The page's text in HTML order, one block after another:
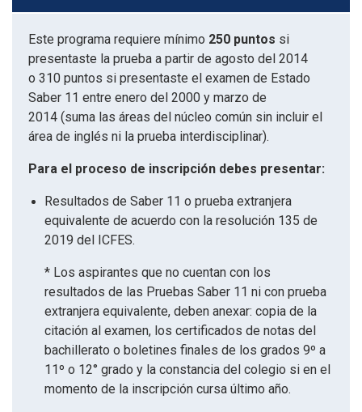
Este programa requiere mínimo 250 puntos si
presentaste la prueba a partir de agosto del 2014
o 310 puntos si presentaste el examen de Estado
Saber 11 entre enero del 2000 y marzo de
2014 (suma las áreas del núcleo común sin incluir el
área de inglés ni la prueba interdisciplinar).
Para el proceso de inscripción debes presentar:
Resultados de Saber 11 o prueba extranjera
equivalente de acuerdo con la resolución 135 de
2019 del ICFES.
* Los aspirantes que no cuentan con los
resultados de las Pruebas Saber 11 ni con prueba
extranjera equivalente, deben anexar: copia de la
citación al examen, los certificados de notas del
bachillerato o boletines finales de los grados 9º a
11º o 12° grado y la constancia del colegio si en el
momento de la inscripción cursa último año.